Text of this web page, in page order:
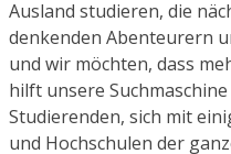
Ausland studieren, die
denkenden Abenteurern
und wir möchten, dass
hilft unsere
Studierenden, sich mit
und Hochschulen der